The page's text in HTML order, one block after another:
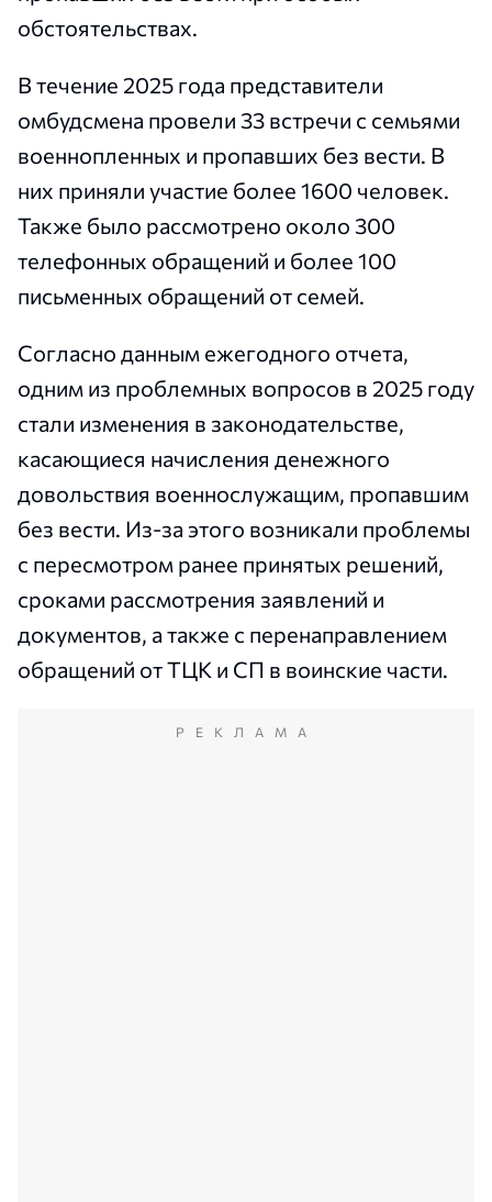
обстоятельствах.
В течение 2025 года представители
омбудсмена провели 33 встречи с семьями
военнопленных и пропавших без вести. В
них приняли участие более 1600 человек.
Также было рассмотрено около 300
телефонных обращений и более 100
письменных обращений от семей.
Согласно данным ежегодного отчета,
одним из проблемных вопросов в 2025 году
стали изменения в законодательстве,
касающиеся начисления денежного
довольствия военнослужащим, пропавшим
без вести. Из-за этого возникали проблемы
с пересмотром ранее принятых решений,
сроками рассмотрения заявлений и
документов, а также с перенаправлением
обращений от ТЦК и СП в воинские части.
РЕКЛАМА